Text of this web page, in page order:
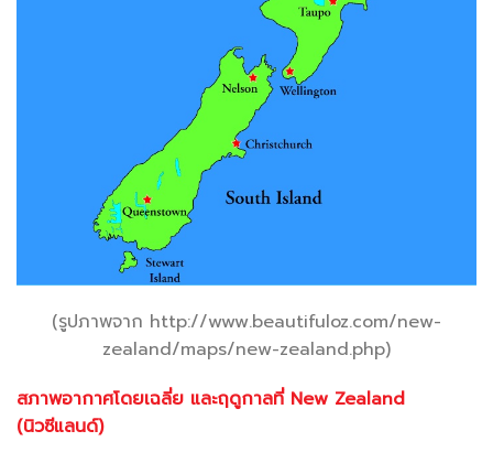
(รูปภาพจาก http://www.beautifuloz.com/new-
zealand/maps/new-zealand.php)
สภาพอากาศโดยเฉลี่ย และฤดูกาลที่ New Zealand
(นิวซีแลนด์)